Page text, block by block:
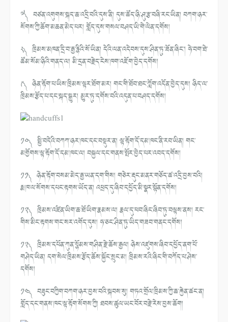
༧༽ བཙན་འགུགས་སྐད་ཆ་འདྲི་བའི་དུས་ནི། དུས་ཚོད་ཉི་ཤུ་རྩ་བཞི་རང་ཡིན། བཀག་ཉར་
སོགས་ཀྱི་ཆོག་མཆན་མེད་པར། གློད་དུས་གསལ་བཤད་ཡི་གེ་ལེན་དགོས།
༨༽ ཁྲིམས་མཁན་དྲི་བ་རྒྱ་རྙིའི་སོ་ཡིན། དེའི་ལན་འདེབས་དུས་ཤིན་ཏུ་ཟོན་ཞིང་། ཧེ་བག་ཐེ་
ཚོམ་སོམ་ཉིའི་གནད་ལ། མི་དྲན་བརྗེད་ངེས་ཁག་འཇོག་བྱེད་དགོས།
༩༽ ཉེན་རྟོག་པ་ཡིས་ཁྲིམས་ལྟར་ཐོག་མར། གང་གི་ཐོབ་ཐང་ཀློག་འདོན་བྱེད་དུས། ཉིད་ལ་
ཁྲིམས་རྩོད་པ་དང་སྐད་སྒྱུར། མྱུར་ཏུ་དགོས་བའི་འདུན་པ་བཤད་དགོས།
༡༠༽ སྤྱི་བདེའི་བཀཀ་ཉར་ཁང་དང་བསྡུར་ན། ལྟ་རྟོག་དོ་དམ་ཁང་ནི་རབ་ཡིན། གང་
མགྱོགས་ལྟ་རྟོག་དོ་དམ་ཁང་ལ། བསྐྱལ་དང་གནས་སྤོར་བྱེད་པར་འབད་དགོས།
༡༡༽ ཉེན་རྟོག་བསམ་མེད་རྒྱ་ཡན་དག་གིས། གཅེར་རྡུང་མནར་གཅོད་ཚ་འདྲི་བྱས་བའི།
རྨ་ཁ་ལ་སོགས་དཔང་རྟགས་ཡོད་ན། འཕྲད་དུ་ཞིབ་དཔྱོད་མི་སྣར་སྟོན་དགོས།
༡༢༽ ཁྲིམས་འཛིན་ཡིག་ཆ་ཐོ་ཡིག་རྣམས་ལ། རྣལ་དུ་ཕབ་ཞིང་ཞིབ་ཏུ་བལྟས་ནས། རང་
གིས་མིང་རྟགས་གང་སར་འགོད་དུས། ཧ་ཅང་ཤིན་ཏུ་ཡིད་གཟབ་གནང་དགོས།
༡༣༽ ཁྲིམས་དཔོན་ཀུན་སྙོམས་གཤིན་རྗེ་ཆོས་རྒྱལ། ཉེས་འཛུགས་ཞིབ་དཔྱོད་ནག་པོ་
གཤེད་ཡིན། དག་སེལ་ཁྲིམས་རྩོད་ཆོས་སྐྱོང་སྲུང་མ། ཁྲིམས་རའི་ཞིང་གི་བཀོད་པ་ཤེས་
དགོས།
༡༤༽ བཟུང་བཀྱིག་བཀག་ཉར་བྱས་བའི་སྐབས་སུ། གཏའ་གྲོལ་ཁྲིམས་ཀྱི་ཆ་རྐྱེན་ཚང་ན།
གློད་དང་གནས་ཁང་ལྟ་རྟོག་སོགས་ཀྱི། ཐབས་ཚུལ་ཡང་བོར་བརྗེ་རེས་བྱས་ཆོག།